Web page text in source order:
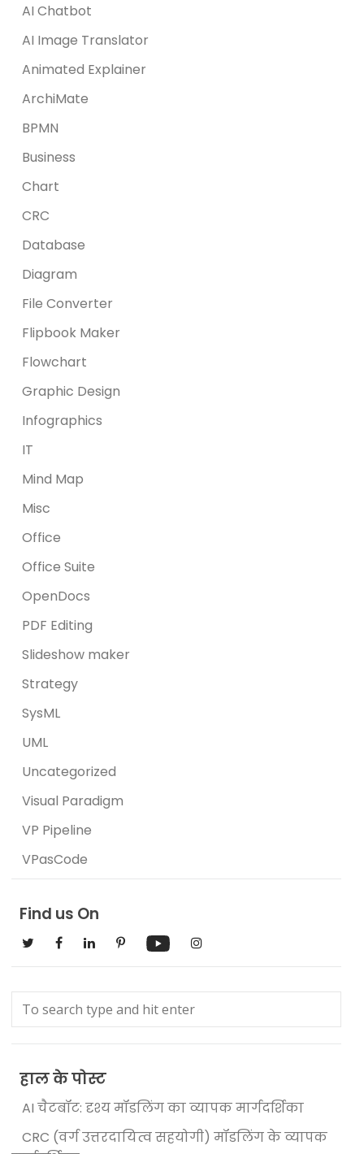
AI Chatbot
AI Image Translator
Animated Explainer
ArchiMate
BPMN
Business
Chart
CRC
Database
Diagram
File Converter
Flipbook Maker
Flowchart
Graphic Design
Infographics
IT
Mind Map
Misc
Office
Office Suite
OpenDocs
PDF Editing
Slideshow maker
Strategy
SysML
UML
Uncategorized
Visual Paradigm
VP Pipeline
VPasCode
Find us On
हाल के पोस्ट
AI चैटबॉट: दृश्य मॉडलिंग का व्यापक मार्गदर्शिका
CRC (वर्ग उत्तरदायित्व सहयोगी) मॉडलिंग के व्यापक